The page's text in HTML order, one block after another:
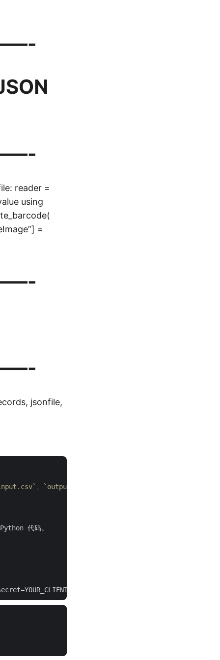
reader =
using
=
jsonfile,
、`output.json`），验证所有必需的依赖项已正确安装，
代码。